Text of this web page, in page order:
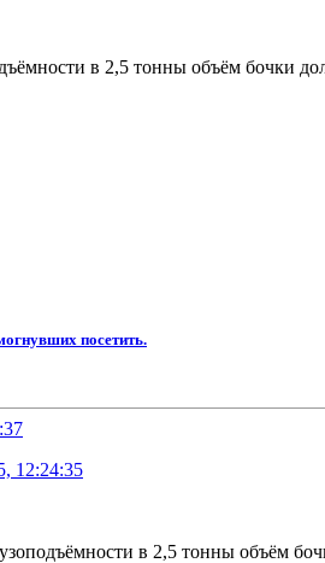
в 2,5 тонны объём бочки
посетить.
12:24:35
в 2,5 тонны объём